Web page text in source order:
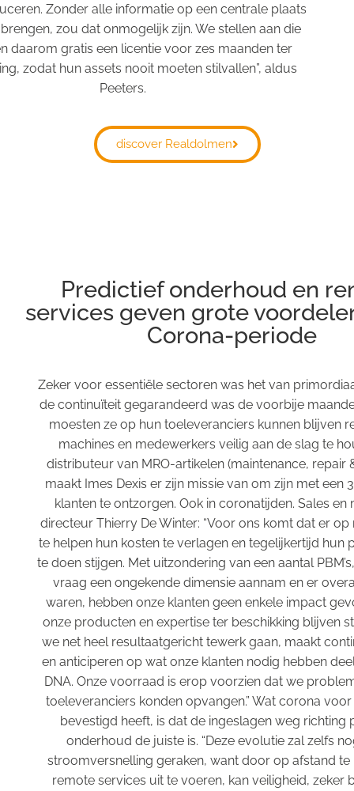
Zonder alle informatie op een centrale plaats
zou dat onmogelijk zijn. We stellen aan die
daarom gratis een licentie voor zes maanden ter
zodat hun assets nooit moeten stilvallen”, aldus
Peeters.
discover Realdolmen
Predictief onderhoud en
services geven grote
Corona-periode
Zeker voor essentiële sectoren was het van
de continuïteit gegarandeerd was de voorbije
moesten ze op hun toeleveranciers kunnen blijven
machines en medewerkers veilig aan de slag te
distributeur van MRO-artikelen (maintenance, repair
maakt Imes Dexis er zijn missie van om zijn met een
klanten te ontzorgen. Ook in coronatijden. Sales en
directeur Thierry De Winter: “Voor ons komt dat er op
te helpen hun kosten te verlagen en tegelijkertijd hun
te doen stijgen. Met uitzondering van een aantal
vraag een ongekende dimensie aannam en er
waren, hebben onze klanten geen enkele impact
onze producten en expertise ter beschikking blijven
we net heel resultaatgericht tewerk gaan, maakt
en anticiperen op wat onze klanten nodig hebben
DNA. Onze voorraad is erop voorzien dat we
toeleveranciers konden opvangen.” Wat corona voor
bevestigd heeft, is dat de ingeslagen weg richting
onderhoud de juiste is. “Deze evolutie zal zelfs
stroomversnelling geraken, want door op afstand te
remote services uit te voeren, kan veiligheid, zeker